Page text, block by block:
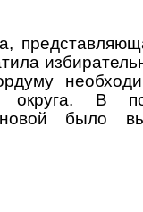
округа. В
было